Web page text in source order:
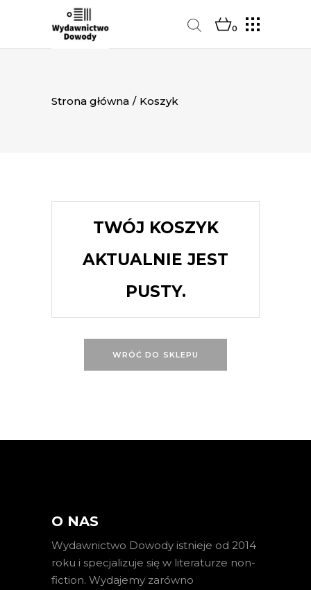
0
Strona główna / Koszyk
TWÓJ KOSZYK
AKTUALNIE JEST
PUSTY.
WRÓĆ DO SKLEPU
O NAS
Wydawnictwo Dowody istnieje od 2014
roku i specjalizuje się w literaturze non-
fiction. Wydajemy zarówno